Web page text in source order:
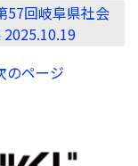
57回岐阜県社会
のページ